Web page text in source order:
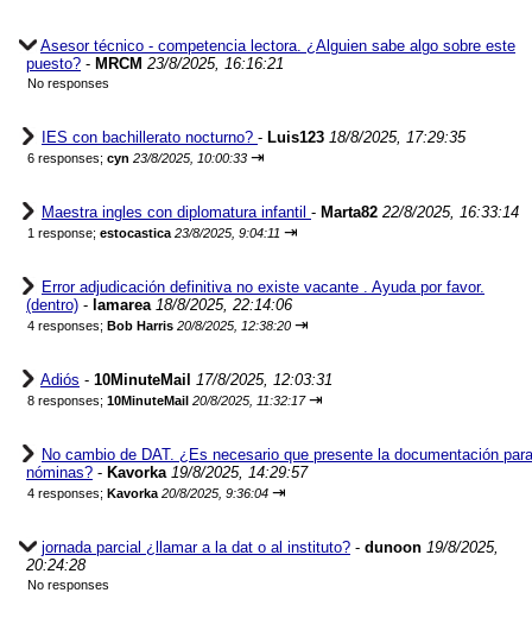
Asesor técnico - competencia lectora. ¿Alguien sabe algo sobre este
puesto? - MRCM 23/8/2025, 16:16:21
No responses
IES con bachillerato nocturno? - Luis123 18/8/2025, 17:29:35
6 responses; cyn 23/8/2025, 10:00:33 ⇥
Maestra ingles con diplomatura infantil - Marta82 22/8/2025, 16:33:14
1 response; estocastica 23/8/2025, 9:04:11 ⇥
Error adjudicación definitiva no existe vacante . Ayuda por favor.
(dentro) - lamarea 18/8/2025, 22:14:06
4 responses; Bob Harris 20/8/2025, 12:38:20 ⇥
Adiós - 10MinuteMail 17/8/2025, 12:03:31
8 responses; 10MinuteMail 20/8/2025, 11:32:17 ⇥
No cambio de DAT. ¿Es necesario que presente la documentación para
nóminas? - Kavorka 19/8/2025, 14:29:57
4 responses; Kavorka 20/8/2025, 9:36:04 ⇥
jornada parcial ¿llamar a la dat o al instituto? - dunoon 19/8/2025,
20:24:28
No responses